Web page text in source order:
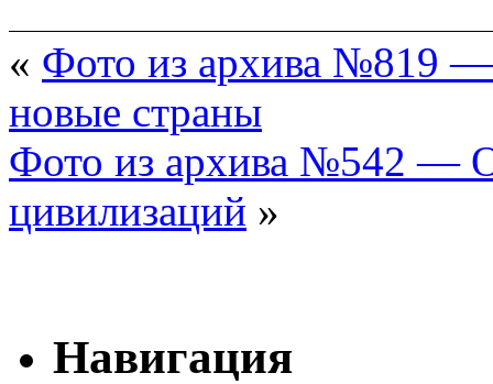
« Фото из архива №819 —
новые страны
Фото из архива №542 —
цивилизаций »
Навигация